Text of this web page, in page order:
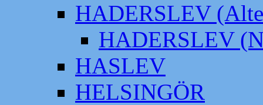
HADERSLEV
HADERSLEV
HASLEV
HELSINGÖR